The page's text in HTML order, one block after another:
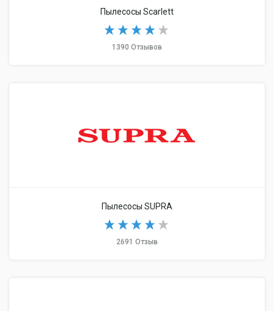
Пылесосы Scarlett
1390 Отзывов
Пылесосы SUPRA
2691 Отзыв